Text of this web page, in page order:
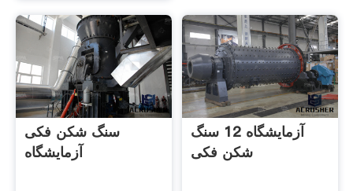
سنگ شکن فکی
آزمایشگاه
آزمایشگاه 12 سنگ
شکن فکی